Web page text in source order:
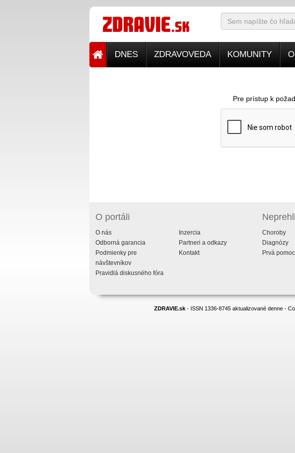
DNES ZDRAVOVEDA KOMUNITY
Pre prístup k
O portáli
O nás
Odborná garancia
Podmienky pre
návštevníkov
Pravidlá diskusného fóra
Inzercia
Partneri a odkazy
Kontakt
Choroby
Diagnózy
Prvá pomoc
ZDRAVIE.sk- ISSN 1336-8745 aktualizované denne -